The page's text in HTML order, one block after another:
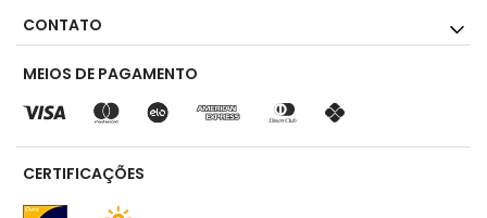
CONTATO
MEIOS DE PAGAMENTO
CERTIFICAÇÕES